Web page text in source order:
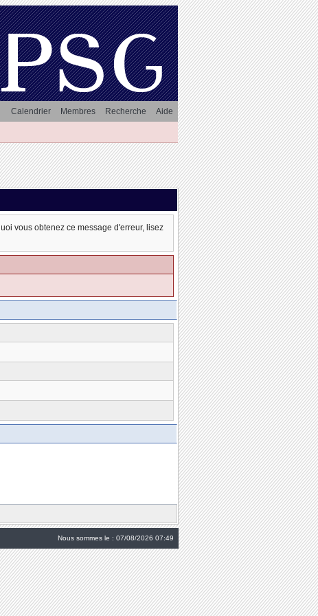
Aide
Recherche
Membres
Calendrier
vous obtenez ce message d'erreur, lisez
Nous sommes le : 07/08/2026 07:49